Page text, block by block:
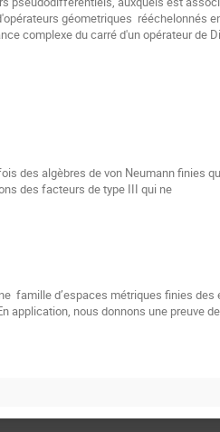
géometriques  rééchelonnés
complexe du carré d'un opérateur de
des algèbres de von Neumann finies
des facteurs de type III qui ne
famille d’espaces métriques finies
application, nous donnons une preuve